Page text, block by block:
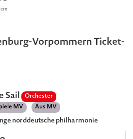
Vorpommern Ticket-
Sail
Orchester
MV
Aus MV
norddeutsche philharmonie